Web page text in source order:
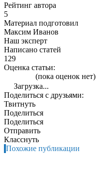
Рейтинг автора
5
Материал подготовил
Максим Иванов
Наш эксперт
Написано статей
129
Оценка статьи:
(пока оценок нет)
Загрузка...
Поделиться с друзьями:
Твитнуть
Поделиться
Поделиться
Отправить
Класснуть
Похожие публикации